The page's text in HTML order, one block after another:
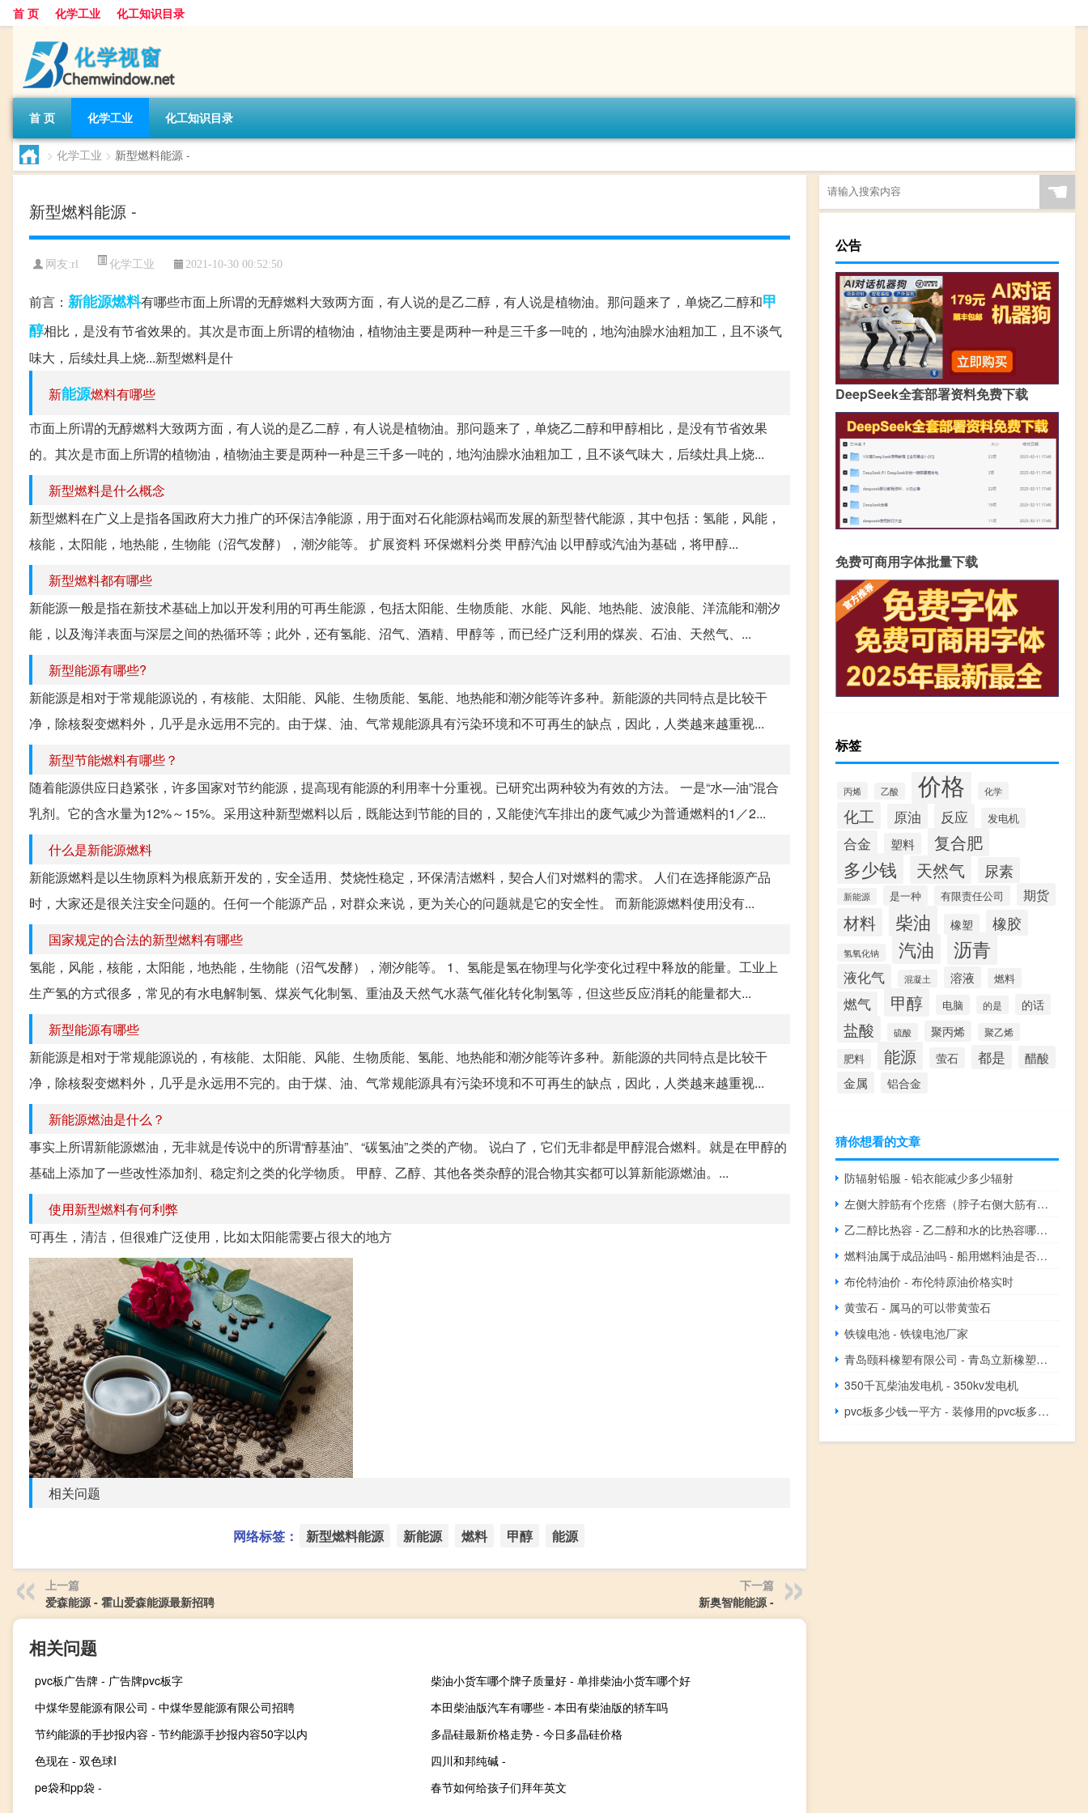
首 页 化学工业 化工知识目录
首 页 化学工业 化工知识目录
> 化学工业 > 新型燃料能源 -
新型燃料能源 -
网友:rl 化学工业 2021-10-30 00:52:50
前言： 新能源燃料有哪些市面上所谓的无醇燃料大致两方面，有人说的是乙二醇，有人说是植物油。那问题来了，单烧乙二醇和甲
醇相比，是没有节省效果的。其次是市面上所谓的植物油，植物油主要是两种一种是三千多一吨的，地沟油臊水油粗加工，且不谈气
味大，后续灶具上烧...新型燃料是什
新能源燃料有哪些
市面上所谓的无醇燃料大致两方面，有人说的是乙二醇，有人说是植物油。那问题来了，单烧乙二醇和甲醇相比，是没有节省效果
的。其次是市面上所谓的植物油，植物油主要是两种一种是三千多一吨的，地沟油臊水油粗加工，且不谈气味大，后续灶具上烧...
新型燃料是什么概念
新型燃料在广义上是指各国政府大力推广的环保洁净能源，用于面对石化能源枯竭而发展的新型替代能源，其中包括：氢能，风能，
核能，太阳能，地热能，生物能（沼气发酵），潮汐能等。 扩展资料 环保燃料分类 甲醇汽油 以甲醇或汽油为基础，将甲醇...
新型燃料都有哪些
新能源一般是指在新技术基础上加以开发利用的可再生能源，包括太阳能、生物质能、水能、风能、地热能、波浪能、洋流能和潮汐
能，以及海洋表面与深层之间的热循环等；此外，还有氢能、沼气、酒精、甲醇等，而已经广泛利用的煤炭、石油、天然气、...
新型能源有哪些?
新能源是相对于常规能源说的，有核能、太阳能、风能、生物质能、氢能、地热能和潮汐能等许多种。新能源的共同特点是比较干
净，除核裂变燃料外，几乎是永远用不完的。由于煤、油、气常规能源具有污染环境和不可再生的缺点，因此，人类越来越重视...
新型节能燃料有哪些？
随着能源供应日趋紧张，许多国家对节约能源，提高现有能源的利用率十分重视。已研究出两种较为有效的方法。 一是“水—油”混合
乳剂。它的含水量为12%～15%。采用这种新型燃料以后，既能达到节能的目的，又能使汽车排出的废气减少为普通燃料的1／2...
什么是新能源燃料
新能源燃料是以生物原料为根底新开发的，安全适用、焚烧性稳定，环保清洁燃料，契合人们对燃料的需求。 人们在选择能源产品
时，大家还是很关注安全问题的。任何一个能源产品，对群众来说，更为关心的问题就是它的安全性。 而新能源燃料使用没有...
国家规定的合法的新型燃料有哪些
氢能，风能，核能，太阳能，地热能，生物能（沼气发酵），潮汐能等。 1、氢能是氢在物理与化学变化过程中释放的能量。工业上
生产氢的方式很多，常见的有水电解制氢、煤炭气化制氢、重油及天然气水蒸气催化转化制氢等，但这些反应消耗的能量都大...
新型能源有哪些
新能源是相对于常规能源说的，有核能、太阳能、风能、生物质能、氢能、地热能和潮汐能等许多种。新能源的共同特点是比较干
净，除核裂变燃料外，几乎是永远用不完的。由于煤、油、气常规能源具有污染环境和不可再生的缺点，因此，人类越来越重视...
新能源燃油是什么？
事实上所谓新能源燃油，无非就是传说中的所谓“醇基油”、“碳氢油”之类的产物。 说白了，它们无非都是甲醇混合燃料。就是在甲醇的
基础上添加了一些改性添加剂、稳定剂之类的化学物质。 甲醇、乙醇、其他各类杂醇的混合物其实都可以算新能源燃油。...
使用新型燃料有何利弊
可再生，清洁，但很难广泛使用，比如太阳能需要占很大的地方
相关问题
网络标签： 新型燃料能源 新能源 燃料 甲醇 能源
上一篇
爱森能源 - 霍山爱森能源最新招聘
下一篇
新奥智能能源 -
相关问题
pvc板广告牌 - 广告牌pvc板字
柴油小货车哪个牌子质量好 - 单排柴油小货车哪个好
中煤华昱能源有限公司 - 中煤华昱能源有限公司招聘
本田柴油版汽车有哪些 - 本田有柴油版的轿车吗
节约能源的手抄报内容 - 节约能源手抄报内容50字以内
多晶硅最新价格走势 - 今日多晶硅价格
色现在 - 双色球I
四川和邦纯碱 -
pe袋和pp袋 -
春节如何给孩子们拜年英文
☚
公告
DeepSeek全套部署资料免费下载
免费可商用字体批量下载
标签
丙烯 乙酸 价格 化学
化工 原油 反应 发电机
合金 塑料 复合肥
多少钱 天然气 尿素
新能源 是一种 有限责任公司 期货
材料 柴油 橡塑 橡胶
氢氧化钠 汽油 沥青
液化气 混凝土 溶液 燃料
燃气 甲醇 电脑 的是 的话
盐酸 硫酸 聚丙烯 聚乙烯
肥料 能源 萤石 都是 醋酸
金属 铝合金
猜你想看的文章
防辐射铅服 - 铅衣能减少多少辐射
左侧大脖筋有个疙瘩（脖子右侧大筋有个疙瘩怎么回事）
乙二醇比热容 - 乙二醇和水的比热容哪个大
燃料油属于成品油吗 - 船用燃料油是否属于成品油
布伦特油价 - 布伦特原油价格实时
黄萤石 - 属马的可以带黄萤石
铁镍电池 - 铁镍电池厂家
青岛颐科橡塑有限公司 - 青岛立新橡塑制品有限公司
350千瓦柴油发电机 - 350kv发电机
pvc板多少钱一平方 - 装修用的pvc板多少钱一块